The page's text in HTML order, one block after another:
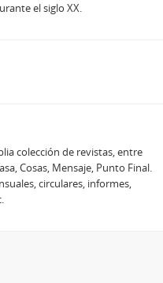
el siglo XX.
colección de revistas, entre
Cosas, Mensaje, Punto Final.
circulares, informes,